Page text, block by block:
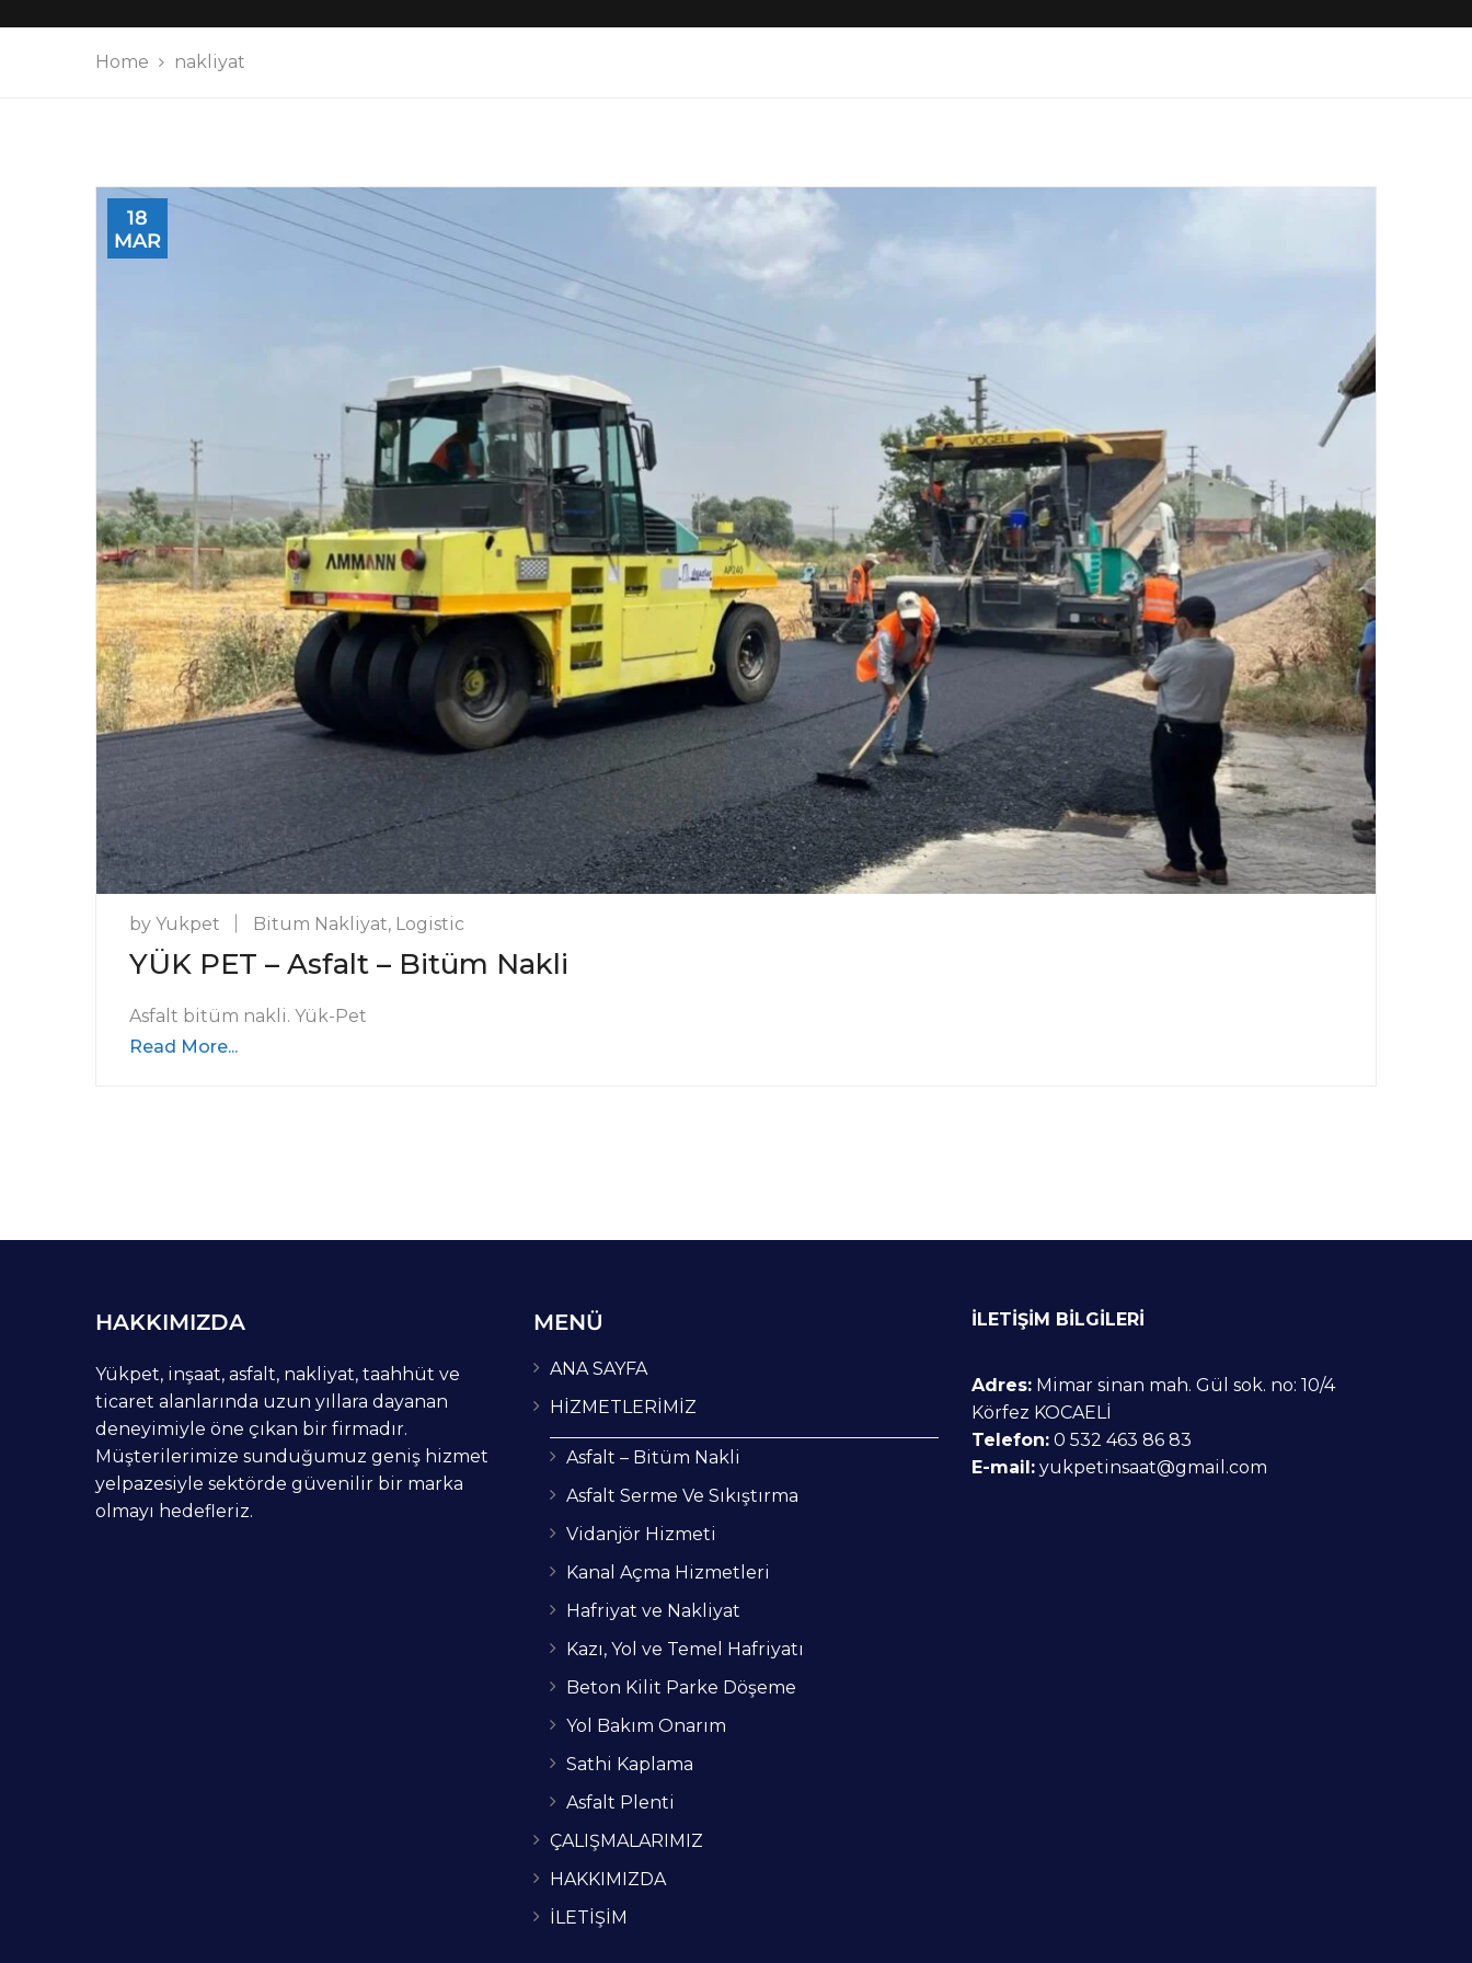
Home nakliyat
18
MAR
by Yukpet Bitum Nakliyat, Logistic
YÜK PET – Asfalt – Bitüm Nakli
Asfalt bitüm nakli. Yük-Pet
Read More...
HAKKIMIZDA
Yükpet, inşaat, asfalt, nakliyat, taahhüt ve
ticaret alanlarında uzun yıllara dayanan
deneyimiyle öne çıkan bir firmadır.
Müşterilerimize sunduğumuz geniş hizmet
yelpazesiyle sektörde güvenilir bir marka
olmayı hedefleriz.
MENÜ
ANA SAYFA
HİZMETLERİMİZ
Asfalt – Bitüm Nakli
Asfalt Serme Ve Sıkıştırma
Vidanjör Hizmeti
Kanal Açma Hizmetleri
Hafriyat ve Nakliyat
Kazı, Yol ve Temel Hafriyatı
Beton Kilit Parke Döşeme
Yol Bakım Onarım
Sathi Kaplama
Asfalt Plenti
ÇALIŞMALARIMIZ
HAKKIMIZDA
İLETİŞİM
İLETİŞİM BİLGİLERİ
Adres: Mimar sinan mah. Gül sok. no: 10/4
Körfez KOCAELİ
Telefon: 0 532 463 86 83
E-mail: yukpetinsaat@gmail.com